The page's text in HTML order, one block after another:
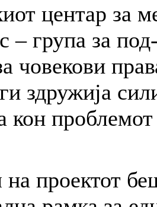
центар за
– група за
човекови
здружија
кон
проектот